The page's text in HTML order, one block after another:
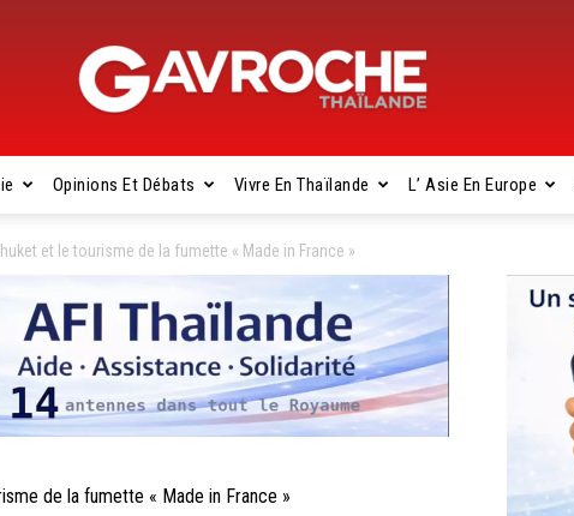
Gavroche
Thaïlande
Opinions Et Débats Vivre En Thaïlande L’ Asie En Europe
et le tourisme de la fumette « Made in France »
de la fumette « Made in France »